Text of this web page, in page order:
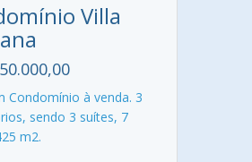
Villa
Condomínio à venda. 3
sendo 3 suítes, 7
m2.